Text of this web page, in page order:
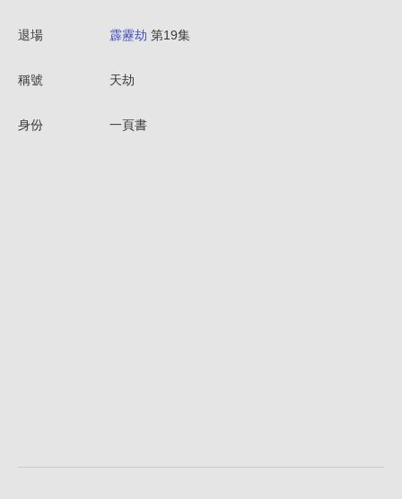
退場 霹靂劫 第19集
稱號 天劫
身份 一頁書